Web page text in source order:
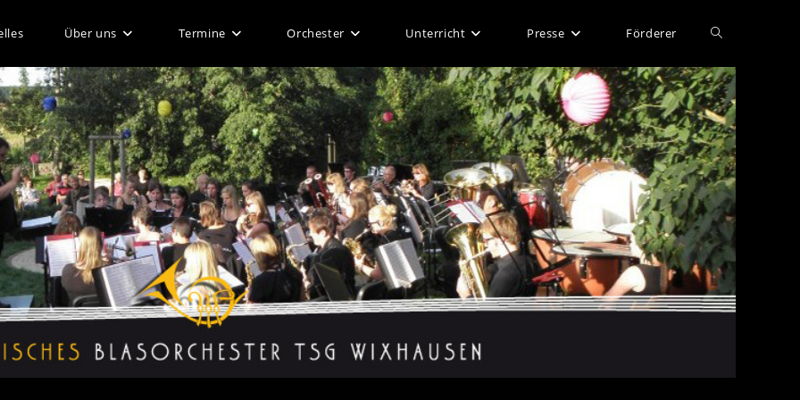
Über uns Termine Orchester Unterricht Presse Förderer Website-
Suche
umschalten